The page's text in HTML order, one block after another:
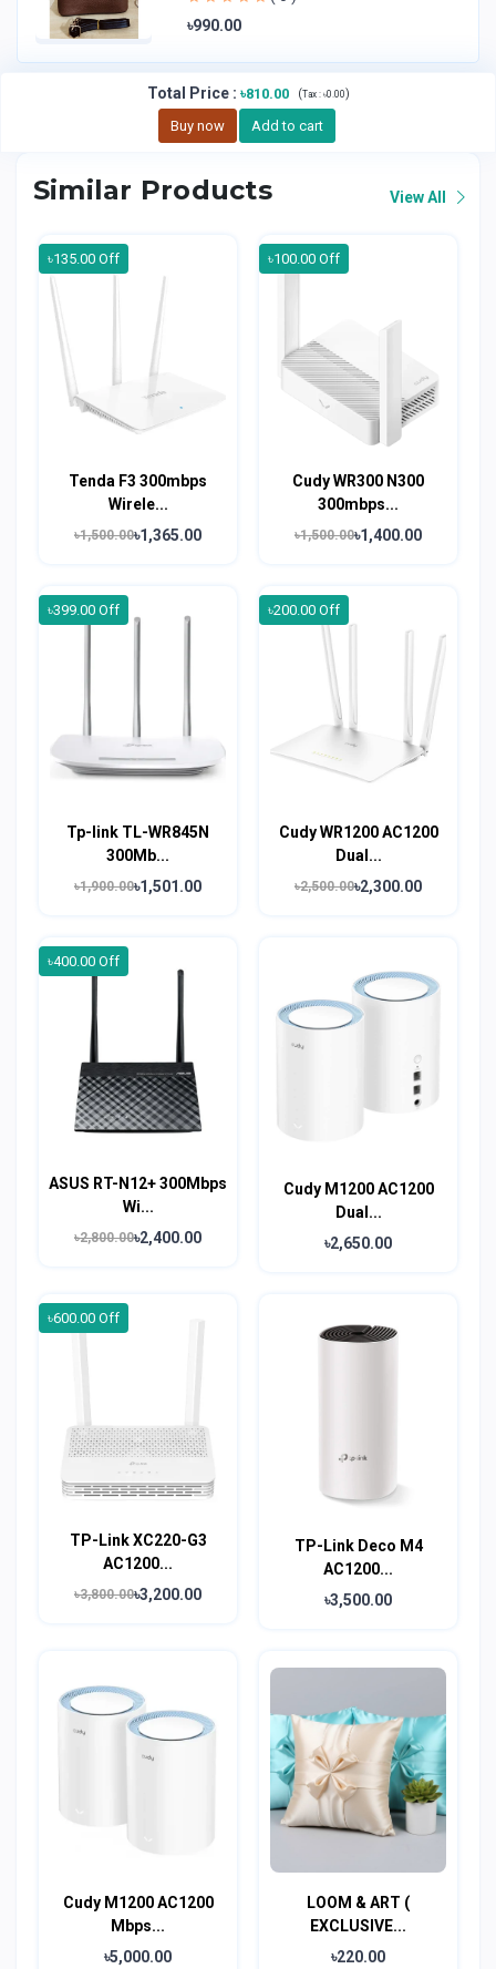
৳990.00
Total Price: ৳810.00 (Tax : ৳0.00)
Buy now Add to cart
Similar Products View All
৳135.00 Off
Tenda F3 300mbps
Wirele...
৳1,500.00৳1,365.00
৳100.00 Off
Cudy WR300 N300
300mbps...
৳1,500.00৳1,400.00
৳399.00 Off
Tp-link TL-WR845N
300Mb...
৳1,900.00৳1,501.00
৳200.00 Off
Cudy WR1200 AC1200
Dual...
৳2,500.00৳2,300.00
৳400.00 Off
ASUS RT-N12+ 300Mbps
Wi...
৳2,800.00৳2,400.00
Cudy M1200 AC1200
Dual...
৳2,650.00
৳600.00 Off
TP-Link XC220-G3
AC1200...
৳3,800.00৳3,200.00
TP-Link Deco M4
AC1200...
৳3,500.00
Cudy M1200 AC1200
Mbps...
৳5,000.00
LOOM & ART (
EXCLUSIVE...
৳220.00